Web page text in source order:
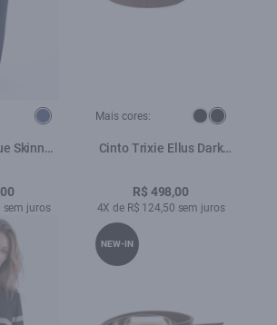
Skinny
sem juros
Mais cores:
Cinto Trixie Ellus Dark
R$ 498,00
4X de R$ 124,50 sem juros
NEW-IN